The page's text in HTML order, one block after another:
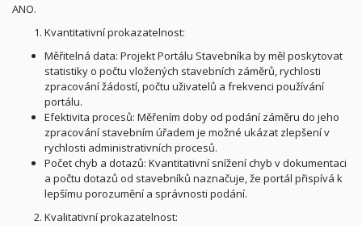
ANO.
Kvantitativní prokazatelnost:
Měřitelná data: Projekt Portálu Stavebníka by měl poskytovat
statistiky o počtu vložených stavebních záměrů, rychlosti
zpracování žádostí, počtu uživatelů a frekvenci používání
portálu.
Efektivita procesů: Měřením doby od podání záměru do jeho
zpracování stavebním úřadem je možné ukázat zlepšení v
rychlosti administrativních procesů.
Počet chyb a dotazů: Kvantitativní snížení chyb v dokumentaci
a počtu dotazů od stavebníků naznačuje, že portál přispívá k
lepšímu porozumění a správnosti podání.
Kvalitativní prokazatelnost: